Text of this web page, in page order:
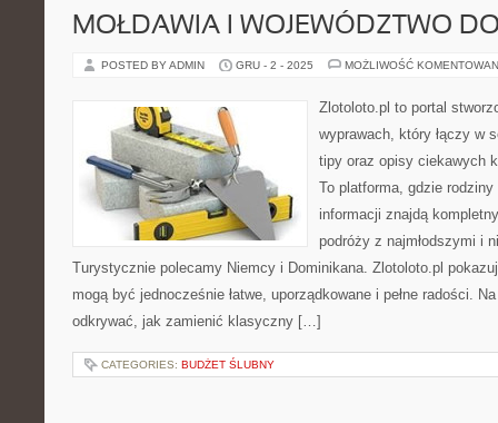
MOŁDAWIA I WOJEWÓDZTWO
POSTED BY ADMIN GRU - 2 - 2025 MOŻLIWOŚĆ
Zlotoloto.pl to portal
wyprawach, który łączy w
tipy oraz opisy ciekawych
To platforma, gdzie
informacji znajdą
podróży z najmłodszymi i
Turystycznie polecamy Niemcy i Dominikana. Zlotoloto.pl
mogą być jednocześnie łatwe, uporządkowane i pełne radości.
odkrywać, jak zamienić klasyczny […]
CATEGORIES: BUDŻET ŚLUBNY